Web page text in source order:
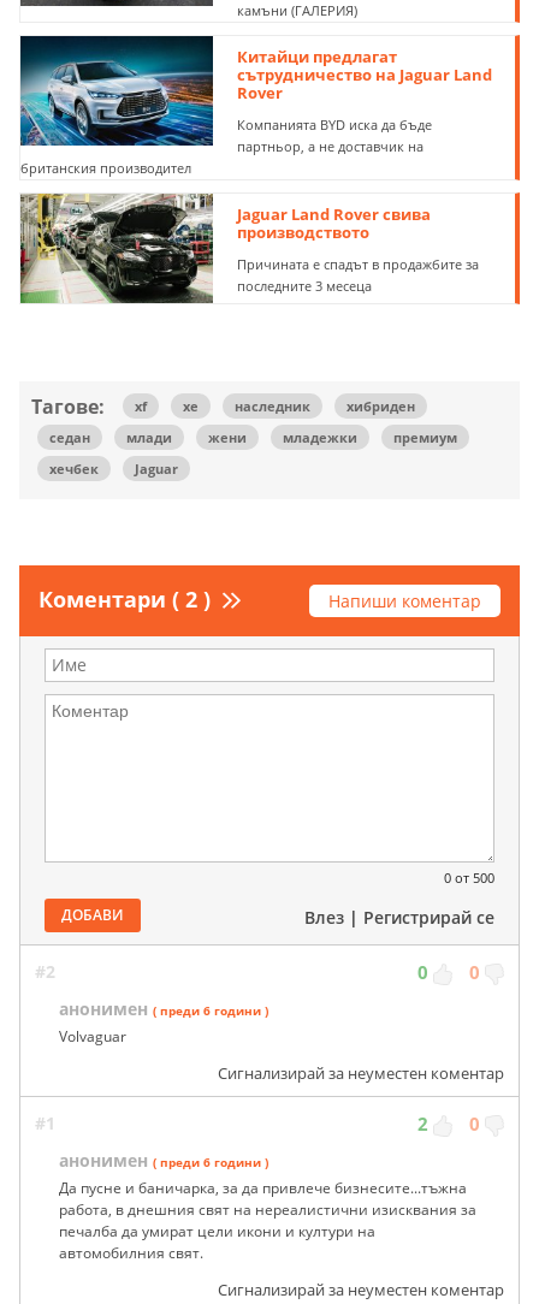
камъни (ГАЛЕРИЯ)
Китайци предлагат
сътрудничество на Jaguar Land
Rover
Компанията BYD иска да бъде
партньор, а не доставчик на
британския производител
Jaguar Land Rover свива
производството
Причината е спадът в продажбите за
последните 3 месеца
Тагове: xf xe наследник
хибриден
седан
млади жени младежки
премиум
хечбек
Jaguar
Коментари ( 2 ) Напиши коментар
0 от 500
ДОБАВИ Влез | Регистрирай се
#2 0 0
анонимен ( преди 6 години )
Volvaguar
Сигнализирай за неуместен коментар
#1 2 0
анонимен ( преди 6 години )
Да пусне и баничарка, за да привлече бизнесите...тъжна
работа, в днешния свят на нереалистични изисквания за
печалба да умират цели икони и култури на
автомобилния свят.
Сигнализирай за неуместен коментар